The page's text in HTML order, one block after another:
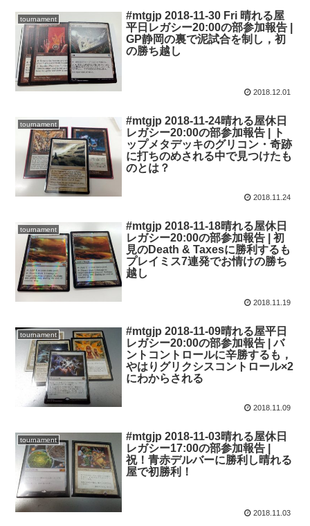
tournament
#mtgjp 2018-11-30 Fri 晴れる屋
平日レガシー20:00の部参加報告 |
GP静岡の裏で泥試合を制し，初
の勝ち越し
2018.12.01
tournament
#mtgjp 2018-11-24晴れる屋休日
レガシー20:00の部参加報告 | ト
ップメタデッキのグリコン・奇跡
に打ちのめされる中で見つけたも
のとは？
2018.11.24
tournament
#mtgjp 2018-11-18晴れる屋休日
レガシー20:00の部参加報告 | 初
見のDeath & Taxesに勝利するも
プレイミス7連発でお情けの勝ち
越し
2018.11.19
tournament
#mtgjp 2018-11-09晴れる屋平日
レガシー20:00の部参加報告 | バ
ントコントロールに辛勝するも，
やはりグリクシスコントロール×2
にわからされる
2018.11.09
tournament
#mtgjp 2018-11-03晴れる屋休日
レガシー17:00の部参加報告 |
祝！青赤デルバーに勝利し晴れる
屋で初勝利！
2018.11.03